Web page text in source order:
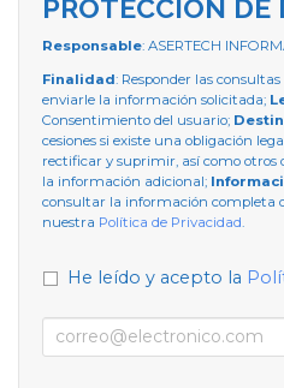
PROTECCIÓN DE
Responsable: ASERTECH
Finalidad: Responder las
enviarle la información solicitada;
Consentimiento del usuario;
cesiones si existe una obligación
rectificar y suprimir, así como otros
la información adicional;
consultar la información completa
nuestra Política de Privacidad
He leído y acepto la